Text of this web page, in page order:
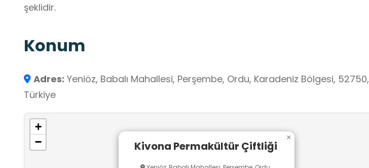
şeklidir.
Konum
Adres: Yeniöz, Babalı Mahallesi, Perşembe, Ordu, Karadeniz Bölgesi, 52750,
Türkiye
Kivona Permakültür Çiftliği
×
+
−